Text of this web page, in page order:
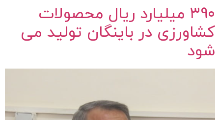
۳۹۰ میلیارد ریال محصولات
کشاورزی در باینگان تولید می
شود